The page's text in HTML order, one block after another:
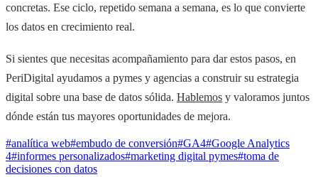
concretas. Ese ciclo, repetido semana a semana, es lo que convierte
los datos en crecimiento real.
Si sientes que necesitas acompañamiento para dar estos pasos, en
PeriDigital ayudamos a pymes y agencias a construir su estrategia
digital sobre una base de datos sólida. Hablemos y valoramos juntos
dónde están tus mayores oportunidades de mejora.
#analítica web#embudo de conversión#GA4#Google Analytics
4#informes personalizados#marketing digital pymes#toma de
decisiones con datos